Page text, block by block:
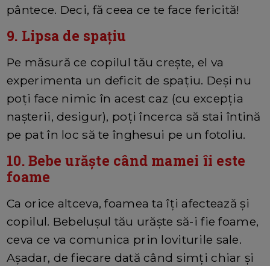
pântece. Deci, fă ceea ce te face fericită!
9. Lipsa de spațiu
Pe măsură ce copilul tău crește, el va
experimenta un deficit de spațiu. Deși nu
poți face nimic în acest caz (cu excepția
nașterii, desigur), poți încerca să stai întină
pe pat în loc să te înghesui pe un fotoliu.
10. Bebe urăște când mamei îi este
foame
Ca orice altceva, foamea ta îți afectează și
copilul. Bebelușul tău urăște să-i fie foame,
ceva ce va comunica prin loviturile sale.
Așadar, de fiecare dată când simți chiar și